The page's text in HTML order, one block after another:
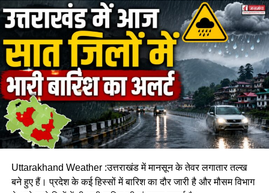
अगर शनिवार के मौसम की बात करें तो राजधानी देहरादून में गर्मी का असर
साफ दिखाई दिया। अधिकतम तापमान करीब 33.6 डिग्री सेल्सियस दर्ज
किया गया, जो सामान्य से लगभग दो डिग्री अधिक रहा। वहीं न्यूनतम
तापमान 24.8 डिग्री सेल्सियस रिकॉर्ड किया गया, जो सामान्य से एक
डिग्री ज्यादा था।
खराब मौसम के दौरान अनावश्यक यात्रा से
बचें
मौसम विभाग ने लोगों से अपील की है कि खराब मौसम के दौरान अनावश्यक
यात्रा से बचें। खासकर पहाड़ी क्षेत्रों में जाने वाले लोग मौसम का ताजा
Uttarakhand Weather :उत्तराखंड में मानसून के तेवर लगातार तल्ख
बने हुए हैं। प्रदेश के कई हिस्सों में बारिश का दौर जारी है और मौसम विभाग